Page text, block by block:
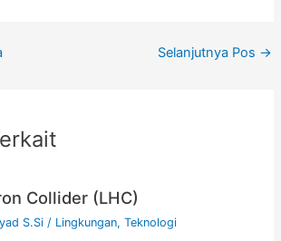
Selanjutnya Pos →
Collider (LHC)
S.Si / Lingkungan,Teknologi